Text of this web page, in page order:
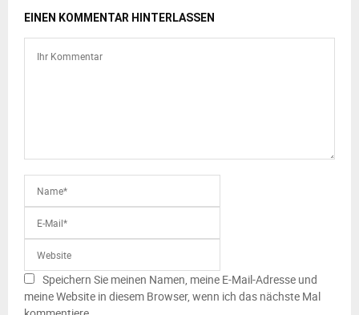
EINEN KOMMENTAR HINTERLASSEN
Speichern Sie meinen Namen, meine E-Mail-Adresse und
meine Website in diesem Browser, wenn ich das nächste Mal